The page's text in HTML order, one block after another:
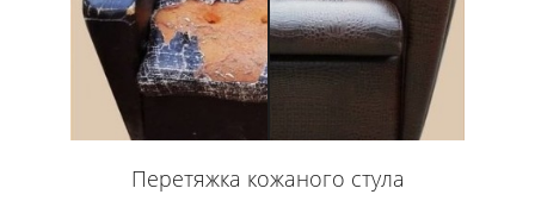
Перетяжка кожаного стула